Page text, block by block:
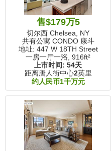
售$179万5
切尔西 Chelsea, NY
共有公寓 CONDO 康斗
地址: 447 W 18TH Street
一房一厅一浴, 916ft²
上市时间: 54天
距离唐人街中心2英里
约人民币1千万元